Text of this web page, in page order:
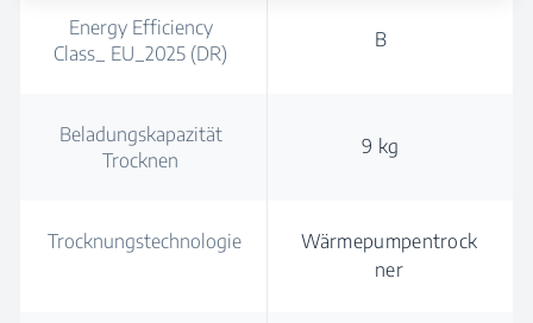
Energy Efficiency
Class_ EU_2025 (DR)
B
Beladungskapazität
Trocknen
9 kg
Trocknungstechnologie
Wärmepumpentrock
ner